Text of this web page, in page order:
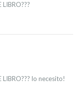
LIBRO???
LIBRO??? lo necesito!